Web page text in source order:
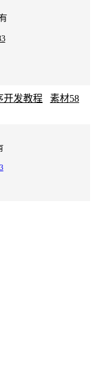
开发教程
素材58